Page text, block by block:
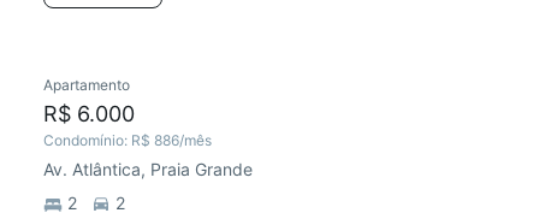
Apartamento
R$ 6.000
Condomínio: R$ 886/mês
Av. Atlântica, Praia Grande
2
2